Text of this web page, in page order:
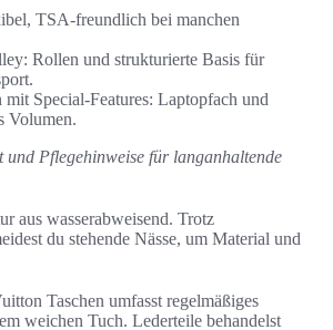
TSA-freundlich bei manchen
Rollen und strukturierte Basis für
mit Special-Features: Laptopfach und
Volumen.
und Pflegehinweise für langanhaltende
aus wasserabweisend. Trotz
du stehende Nässe, um Material und
Taschen umfasst regelmäßiges
weichen Tuch. Lederteile behandelst